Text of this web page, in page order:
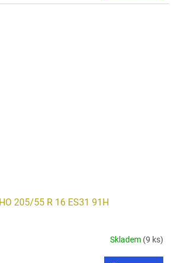
205/55 R 16 ES31 91H
Skladem (9 ks)